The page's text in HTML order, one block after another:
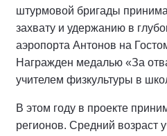
штурмовой бригады
захвату и удержанию в
аэропорта Антонов на
Награжден медалью «За
учителем физкультуры в
В этом году в проекте
регионов. Средний возраст